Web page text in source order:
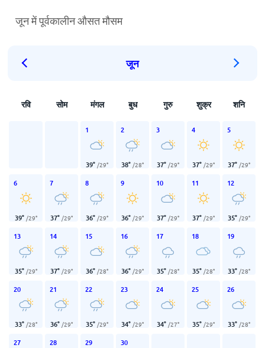
जून में पूर्वकालीन औसत मौसम
जून
रवि सोम मंगल बुध गुरु शुक्र शनि
1
39° /29°
2
38° /28°
3
37° /29°
4
37° /29°
5
37° /29°
6
39° /29°
7
37° /29°
8
36° /29°
9
36° /29°
10
37° /29°
11
37° /29°
12
35° /29°
13
35° /29°
14
37° /29°
15
36° /28°
16
36° /29°
17
35° /28°
18
35° /28°
19
33° /28°
20
33° /28°
21
36° /29°
22
35° /29°
23
34° /29°
24
34° /27°
25
35° /29°
26
33° /28°
27 28 29 30